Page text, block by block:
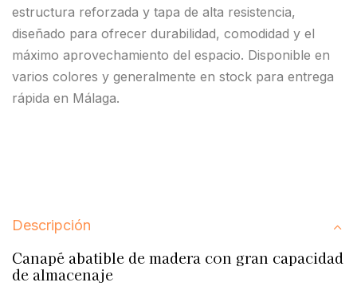
estructura reforzada y tapa de alta resistencia,
diseñado para ofrecer durabilidad, comodidad y el
máximo aprovechamiento del espacio. Disponible en
varios colores y generalmente en stock para entrega
rápida en Málaga.
Descripción
Canapé abatible de madera con gran capacidad
de almacenaje